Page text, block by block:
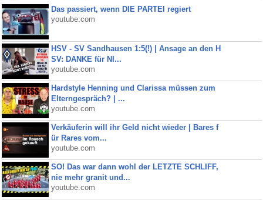
Das passiert, wenn DIE PARTEI regiert
youtube.com
HSV - SV Sandhausen 1:5(!) | Ansage an den H
SV: DANKE für NI...
youtube.com
Hardstyle Henning und Clarissa müssen zum
Elterngespräch? | ...
youtube.com
Verkäuferin will ihr Geld nicht wieder | Bares f
ür Rares vom...
youtube.com
SO! Das war dann wohl der LETZTE SCHLIFF,
nie mehr granit und...
youtube.com